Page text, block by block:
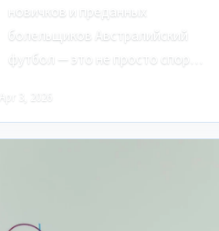
новичков и преданных
болельщиков Австралийский
футбол — это не просто спор…
Apr 3, 2026